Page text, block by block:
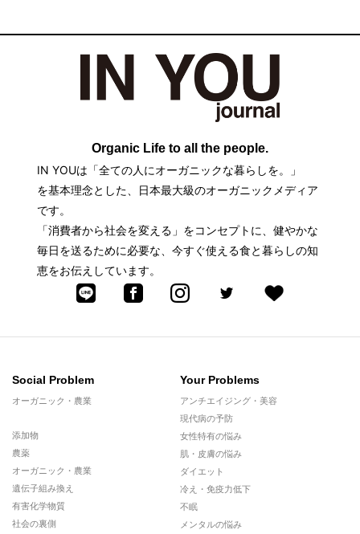
Organic Life to all the people.
IN YOUは「全ての人にオーガニックな暮らしを。」
を基本理念とした、日本最大級のオーガニックメディア
です。
「消費者から社会を変える」をコンセプトに、健やかな
毎日を送るために必要な、今すぐ使える食と暮らしの知
恵をお伝えしています。
Social Problem
オーガニック・農業
添加物
農薬
オーガニック・農業
遺伝子組み換え
有害化学物質
社会の裏側
Your Problems
アンチエイジング・美容
現代病の予防
女性特有の悩み
肌・皮膚の悩み
ダイエット
冷え・免疫力低下
不眠
メンタルの悩み